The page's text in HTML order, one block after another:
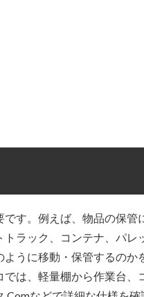
す。例えば、物品の保管
ラック、コンテナ、パレ
うに移動・保管するのか
は、軽量棚から作業台、